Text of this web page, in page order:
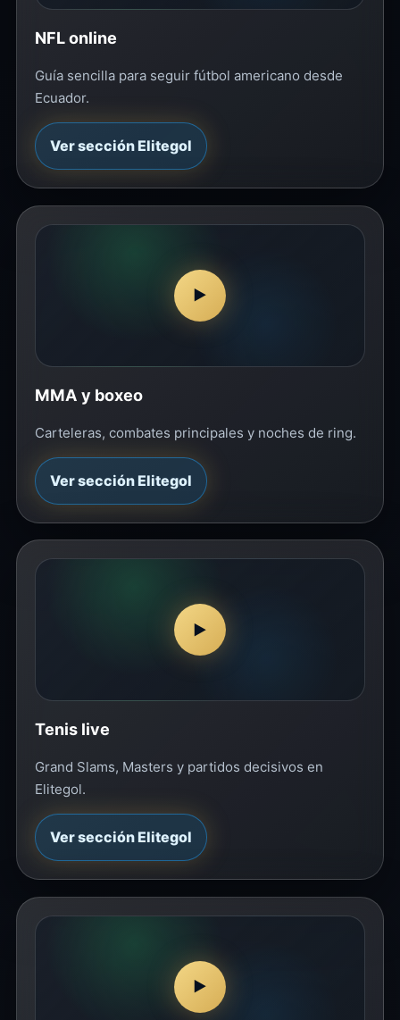
NFL online
Guía sencilla para seguir fútbol americano desde
Ecuador.
Ver sección Elitegol
▶
MMA y boxeo
Carteleras, combates principales y noches de ring.
Ver sección Elitegol
▶
Tenis live
Grand Slams, Masters y partidos decisivos en
Elitegol.
Ver sección Elitegol
▶